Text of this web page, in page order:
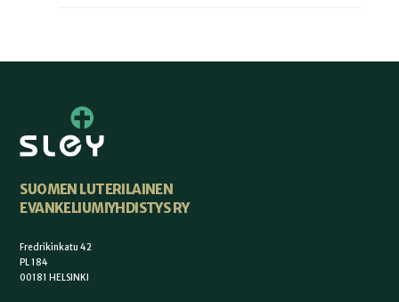
SUOMEN LUTERILAINEN
EVANKELIUMIYHDISTYS RY
Fredrikinkatu 42
PL 184
00181 HELSINKI